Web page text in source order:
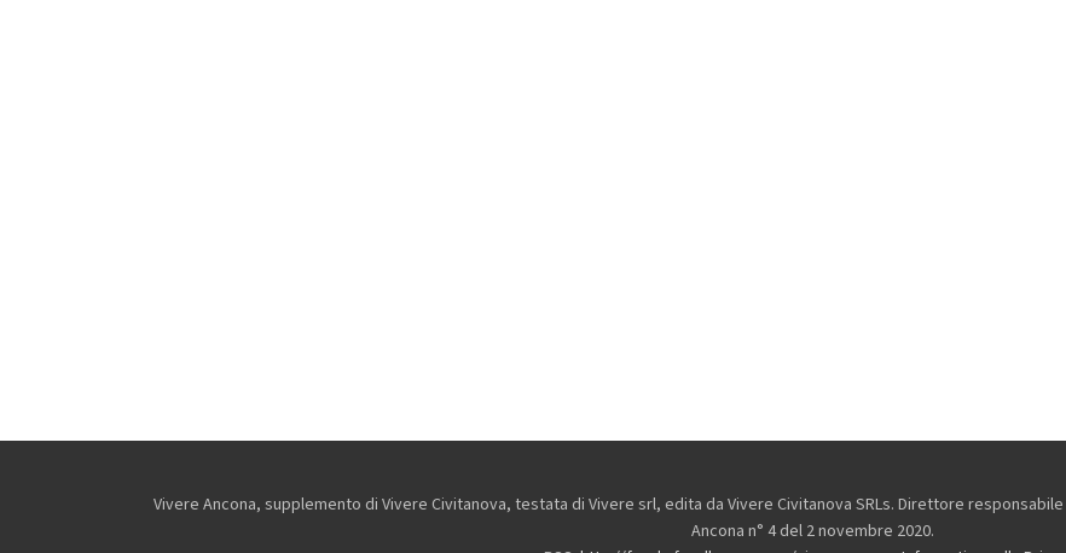
Vivere Ancona, supplemento di Vivere Civitanova, testata di Vivere srl, edita da Vivere Civitanova SRLs. Direttore responsabile
Ancona n° 4 del 2 novembre 2020.